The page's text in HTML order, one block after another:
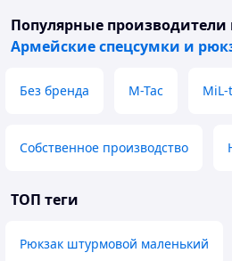
Популярные производители
Армейские спецсумки и
Без бренда M-Tac MiL-
Собственное производство
ТОП теги
Рюкзак штурмовой маленький